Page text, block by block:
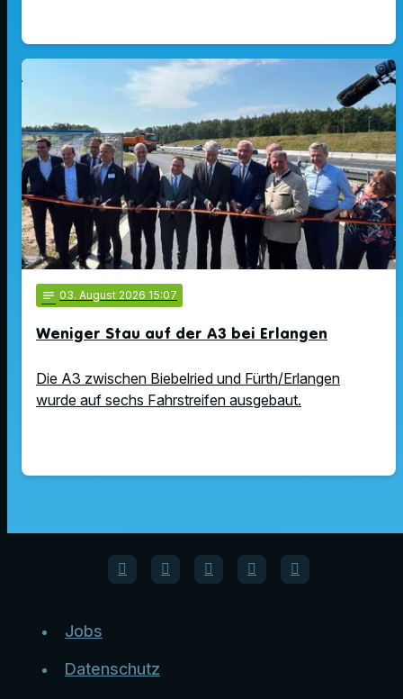
notes 03. August 2026 15:07
Weniger Stau auf der A3 bei Erlangen
Die A3 zwischen Biebelried und Fürth/Erlangen
wurde auf sechs Fahrstreifen ausgebaut.
Jobs
Datenschutz